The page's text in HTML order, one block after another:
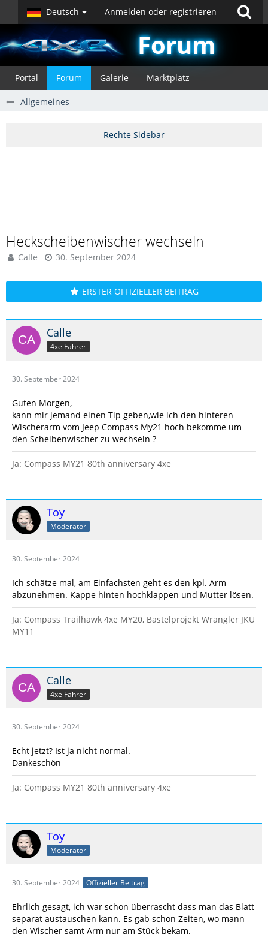
Deutsch Anmelden oder registrieren
Forum
Portal Forum Galerie Marktplatz
Allgemeines
Heckscheibenwischer wechseln
Calle 30. September 2024
ERSTER OFFIZIELLER BEITRAG
Calle
4xe Fahrer
30. September 2024
Guten Morgen,
kann mir jemand einen Tip geben,wie ich den hinteren
Wischerarm vom Jeep Compass My21 hoch bekomme um
den Scheibenwischer zu wechseln ?
Ja: Compass MY21 80th anniversary 4xe
Toy
Moderator
30. September 2024
Ich schätze mal, am Einfachsten geht es den kpl. Arm
abzunehmen. Kappe hinten hochklappen und Mutter lösen.
Ja: Compass Trailhawk 4xe MY20, Bastelprojekt Wrangler JKU
MY11
Calle
4xe Fahrer
30. September 2024
Echt jetzt? Ist ja nicht normal.
Dankeschön
Ja: Compass MY21 80th anniversary 4xe
Toy
Moderator
30. September 2024 Offizieller Beitrag
Ehrlich gesagt, ich war schon überrascht dass man das Blatt
separat austauschen kann. Es gab schon Zeiten, wo mann
den Wischer samt Arm nur am Stück bekam.